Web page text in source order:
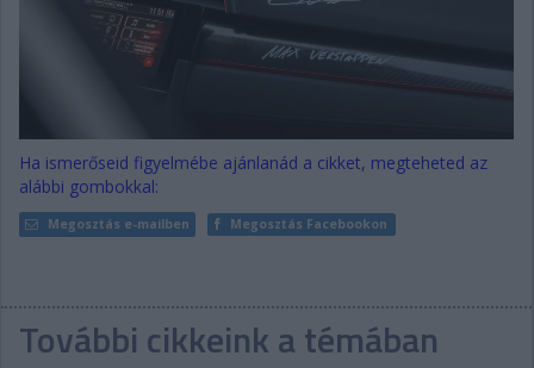
Ha ismerőseid figyelmébe ajánlanád a cikket, megteheted az
alábbi gombokkal:
Megosztás e-mailben Megosztás Facebookon
További cikkeink a témában